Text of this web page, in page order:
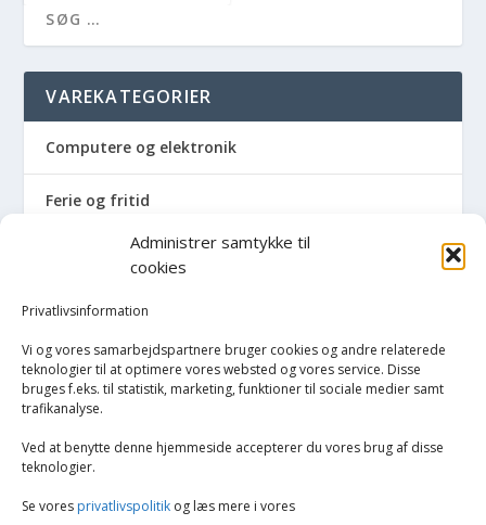
Administrer samtykke til
cookies
Privatlivsinformation
Vi og vores samarbejdspartnere bruger cookies og andre relaterede
teknologier til at optimere vores websted og vores service. Disse
bruges f.eks. til statistik, marketing, funktioner til sociale medier samt
trafikanalyse.
Ved at benytte denne hjemmeside accepterer du vores brug af disse
teknologier.
Se vores privatlivspolitik og læs mere i vores
VAREKATEGORIER
Computere og elektronik
Ferie og fritid
Hus og have
Havemaskiner
Hvidevarer
Køkken
Opvarmning
Biopejs